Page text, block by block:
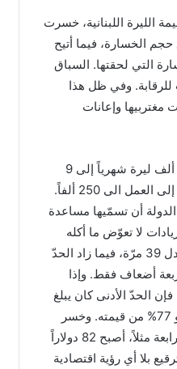
الليرة اللبنانية، خسرت
حجم الخسارة، فيما أتيح
التي لحقتها. السباق
للرقابة. وفي ظل هذا
وإعانات
منذ بداية الأزمة، ازداد الحدّ الأدنى للأجور، على مراحل، من 675 ألف ليرة شهرياً إلى 9
ملايين ليرة، وزيد بدل النقل من 10 آلاف ليرة عن كل يوم حضور إلى العمل الى 250 ألفاً.
أن تسمّيها مساعدة
لا تعوّض ما أكله
التضخّم من القوّة الشرائية. فالأسعار ازدادت منذ بدء الأزمة بمعدل 39 مرّة، فيما زاد الحدّ
أربعة أضعاف فقط. وإذا
الحدّ الأدنى كان يبلغ
447 دولاراً وأصبح اليوم 99 دولاراً، أي أنه فقد 348 دولاراً أو نحو 77% من قيمته. وخسر
القطاع العام أكثر من ذلك بكثير، إذ إن أساس راتب موظف فئة رابعة مثلاً، أصبح 82 دولاراً
ترقيع بلا أي رؤية اقتصادية